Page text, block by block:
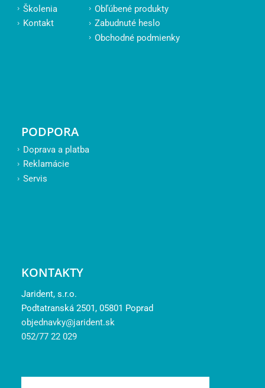
Školenia
Kontakt
Obľúbené produkty
Zabudnuté heslo
Obchodné podmienky
PODPORA
Doprava a platba
Reklamácie
Servis
KONTAKTY
Jarident, s.r.o.
Podtatranská 2501, 05801 Poprad
objednavky@jarident.sk
052/77 22 029